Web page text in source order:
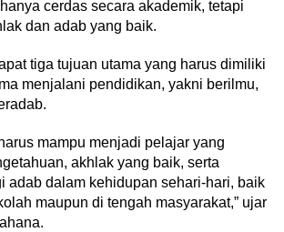
cerdas secara akademik, tetapi
dan adab yang baik.
tiga tujuan utama yang harus dimiliki
menjalani pendidikan, yakni berilmu,
mampu menjadi pelajar yang
akhlak yang baik, serta
adab dalam kehidupan sehari-hari, baik
maupun di tengah masyarakat,” ujar